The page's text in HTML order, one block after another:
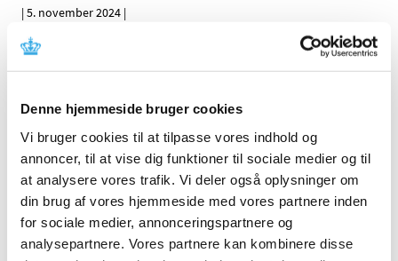
Denne hjemmeside bruger cookies
Vi bruger cookies til at tilpasse vores indhold og
annoncer, til at vise dig funktioner til sociale medier og til
at analysere vores trafik. Vi deler også oplysninger om
din brug af vores hjemmeside med vores partnere inden
for sociale medier, annonceringspartnere og
analysepartnere. Vores partnere kan kombinere disse
|5. november 2024 |
1. december 2024 tages en ny digital formular til
ansøgning om tilladelse til destruktion af
Forrige 1
Alle (2506)
TID
2026 (84)
2025 (158)